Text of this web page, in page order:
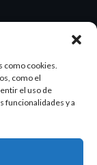
como cookies.
como el
el uso de
funcionalidades y a